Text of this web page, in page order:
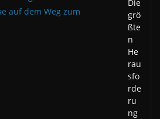
Die
grö
ßte
n
He
rau
sfo
rde
ru
ng